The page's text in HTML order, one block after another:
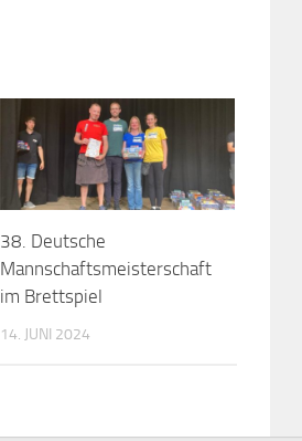
38. Deutsche
Mannschaftsmeisterschaft
im Brettspiel
14. JUNI 2024